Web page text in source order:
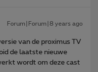
Forum|Forum|8 years ago
van de proximus TV
de laatste nieuwe
wordt om deze cast